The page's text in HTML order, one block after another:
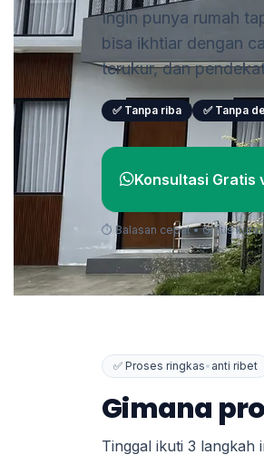
Ingin punya rumah
bisa ikhtiar dengan
terukur, dan
✅ Tanpa riba ✅ Tanpa
Konsultasi Gratis
⏱ Balasan cepat • Gratis
✅ Proses ringkas• anti ribet
Gimana
Tinggal ikuti 3 langkah